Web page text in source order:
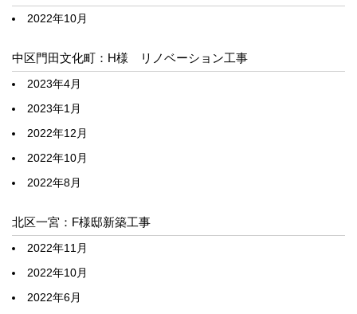
2022年10月
中区門田文化町：H様 リノベーション工事
2023年4月
2023年1月
2022年12月
2022年10月
2022年8月
北区一宮：F様邸新築工事
2022年11月
2022年10月
2022年6月